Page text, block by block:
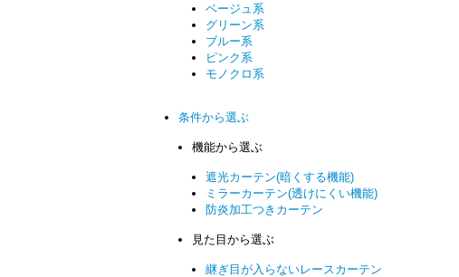
ベージュ系
グリーン系
ブルー系
ピンク系
モノクロ系
条件から選ぶ
機能から選ぶ
遮光カーテン(暗くする機能)
ミラーカーテン(透けにくい機能)
防炎加工つきカーテン
見た目から選ぶ
継ぎ目が入らないレースカーテン